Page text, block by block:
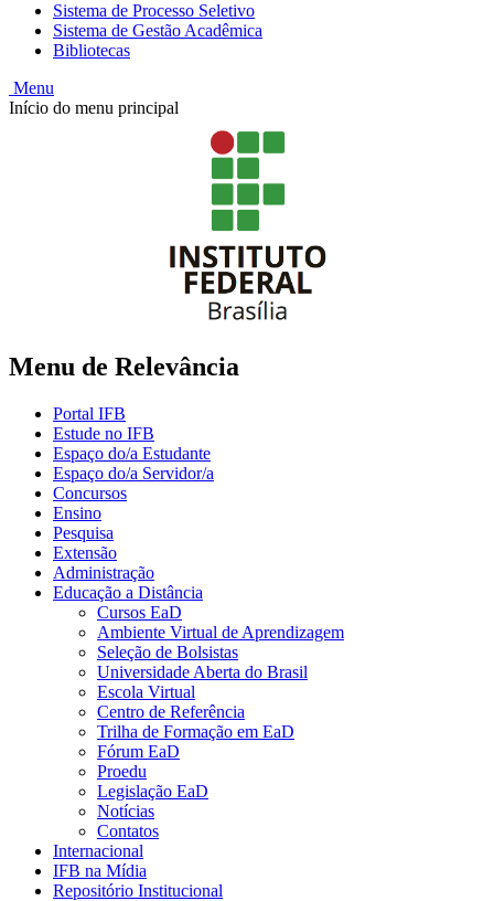
Sistema de Processo Seletivo
Sistema de Gestão Acadêmica
Bibliotecas
Menu
Início do menu principal
Menu de Relevância
Portal IFB
Estude no IFB
Espaço do/a Estudante
Espaço do/a Servidor/a
Concursos
Ensino
Pesquisa
Extensão
Administração
Educação a Distância
Cursos EaD
Ambiente Virtual de Aprendizagem
Seleção de Bolsistas
Universidade Aberta do Brasil
Escola Virtual
Centro de Referência
Trilha de Formação em EaD
Fórum EaD
Proedu
Legislação EaD
Notícias
Contatos
Internacional
IFB na Mídia
Repositório Institucional